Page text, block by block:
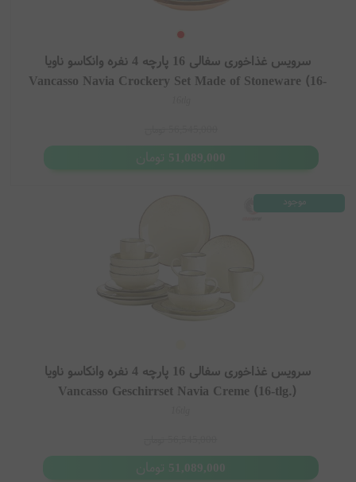
سرویس غذاخوری سفالی 16 پارچه 4 نفره وانکاسو ناویا
Vancasso Navia Crockery Set Made of Stoneware (16-
51,089,000 تومان
سرویس غذاخوری سفالی 16 پارچه 4 نفره وانکاسو ناویا
Vancasso Geschirrset Navia Creme (16-tlg.)
51,089,000 تومان
موجود